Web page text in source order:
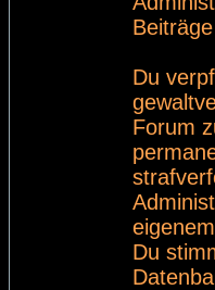
Du
Forum
Du